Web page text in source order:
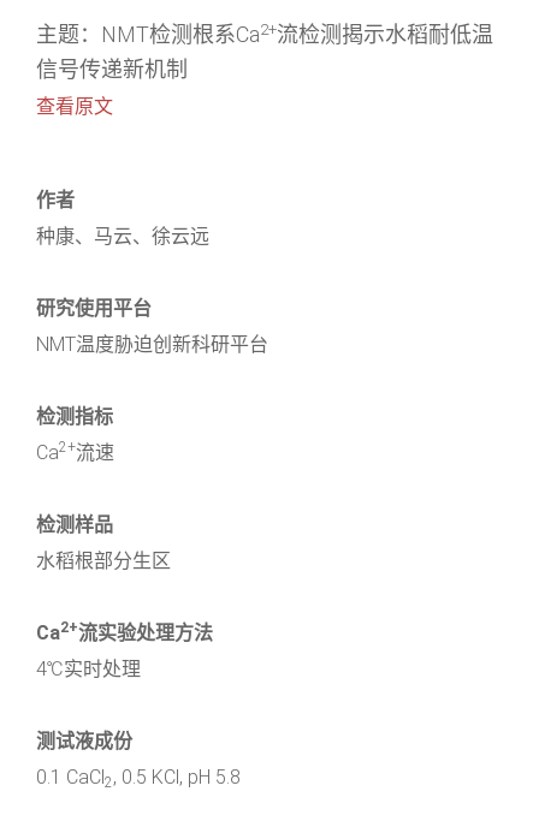
主题：NMT检测根系Ca2+流检测揭示水稻耐低温
信号传递新机制
查看原文
作者
种康、马云、徐云远
研究使用平台
NMT温度胁迫创新科研平台
检测指标
Ca2+流速
检测样品
水稻根部分生区
Ca2+流实验处理方法
4℃实时处理
测试液成份
0.1 CaCl 2, 0.5 KCl, pH 5.8